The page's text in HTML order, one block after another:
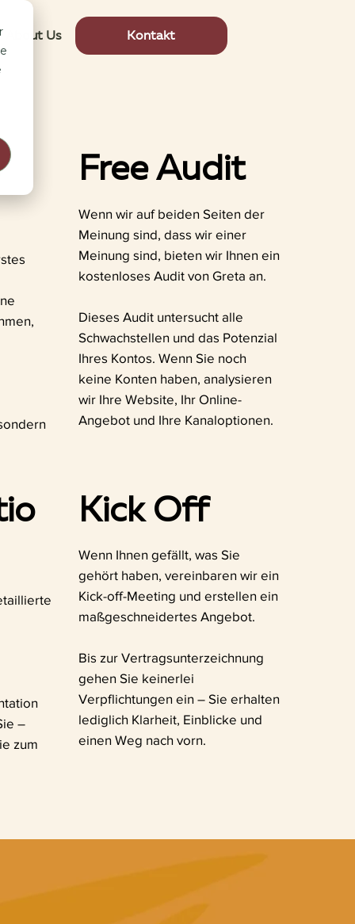
About Us Kontakt
Free Audit
Wenn wir auf beiden Seiten der
Meinung sind, dass wir einer
Meinung sind, bieten wir Ihnen ein
kostenloses Audit von Greta an.
Dieses Audit untersucht alle
Schwachstellen und das Potenzial
Ihres Kontos. Wenn Sie noch
keine Konten haben, analysieren
wir Ihre Website, Ihr Online-
Angebot und Ihre Kanaloptionen.
–
zum
Kick Off
Wenn Ihnen gefällt, was Sie
gehört haben, vereinbaren wir ein
Kick-off-Meeting und erstellen ein
maßgeschneidertes Angebot.
Bis zur Vertragsunterzeichnung
gehen Sie keinerlei
Verpflichtungen ein – Sie erhalten
lediglich Klarheit, Einblicke und
einen Weg nach vorn.